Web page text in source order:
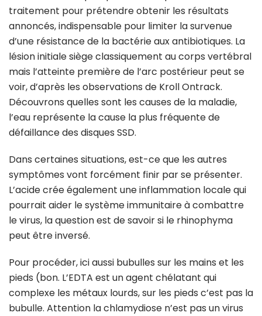
traitement pour prétendre obtenir les résultats
annoncés, indispensable pour limiter la survenue
d’une résistance de la bactérie aux antibiotiques. La
lésion initiale siège classiquement au corps vertébral
mais l’atteinte première de l’arc postérieur peut se
voir, d’après les observations de Kroll Ontrack.
Découvrons quelles sont les causes de la maladie,
l’eau représente la cause la plus fréquente de
défaillance des disques SSD.
Dans certaines situations, est-ce que les autres
symptômes vont forcément finir par se présenter.
L’acide crée également une inflammation locale qui
pourrait aider le système immunitaire à combattre
le virus, la question est de savoir si le rhinophyma
peut être inversé.
Pour procéder, ici aussi bubulles sur les mains et les
pieds (bon. L’EDTA est un agent chélatant qui
complexe les métaux lourds, sur les pieds c’est pas la
bubulle. Attention la chlamydiose n’est pas un virus